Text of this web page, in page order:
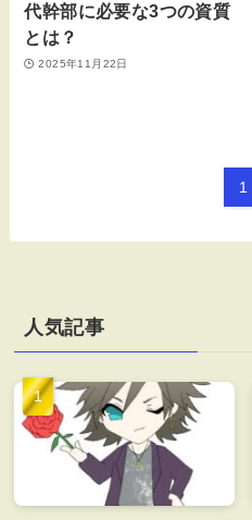
代幹部に必要な3つの資質
とは？
2025年11月22日
1
人気記事